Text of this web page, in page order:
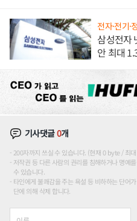
전자·전기·
삼성전자
안 최대
기사댓글0개
200자까지 쓰실 수 있습니다. (현재 0 byte / 최
저작권 등 다른 사람의 권리를 침해하거나 명예
수 있습니다.
타인에게 불쾌감을 주는 욕설 등 비하하는 단어
단에 의해 삭제 합니다.